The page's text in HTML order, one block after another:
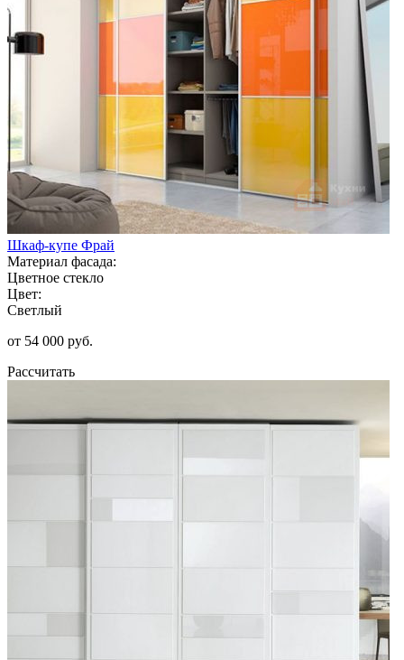
Шкаф-купе Фрай
Материал фасада:
Цветное стекло
Цвет:
Светлый
от 54 000 руб.
Рассчитать